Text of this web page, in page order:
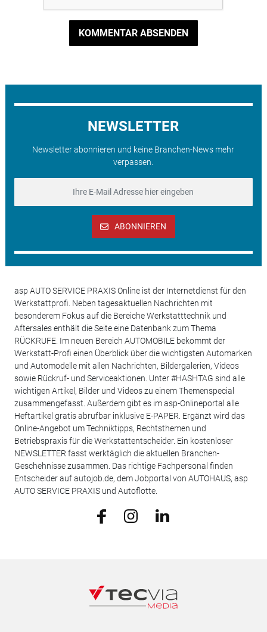
KOMMENTAR ABSENDEN
NEWSLETTER
Newsletter abonnieren und keine Branchen-News mehr
verpassen.
ABONNIEREN
asp AUTO SERVICE PRAXIS Online ist der Internetdienst für den
Werkstattprofi. Neben tagesaktuellen Nachrichten mit
besonderem Fokus auf die Bereiche Werkstatttechnik und
Aftersales enthält die Seite eine Datenbank zum Thema
RÜCKRUFE. Im neuen Bereich AUTOMOBILE bekommt der
Werkstatt-Profi einen Überblick über die wichtigsten Automarken
und Automodelle mit allen Nachrichten, Bildergalerien, Videos
sowie Rückruf- und Serviceaktionen. Unter #HASHTAG sind alle
wichtigen Artikel, Bilder und Videos zu einem Themenspecial
zusammengefasst. Außerdem gibt es im asp-Onlineportal alle
Heftartikel gratis abrufbar inklusive E-PAPER. Ergänzt wird das
Online-Angebot um Techniktipps, Rechtsthemen und
Betriebspraxis für die Werkstattentscheider. Ein kostenloser
NEWSLETTER fasst werktäglich die aktuellen Branchen-
Geschehnisse zusammen. Das richtige Fachpersonal finden
Entscheider auf autojob.de, dem Jobportal von AUTOHAUS, asp
AUTO SERVICE PRAXIS und Autoflotte.